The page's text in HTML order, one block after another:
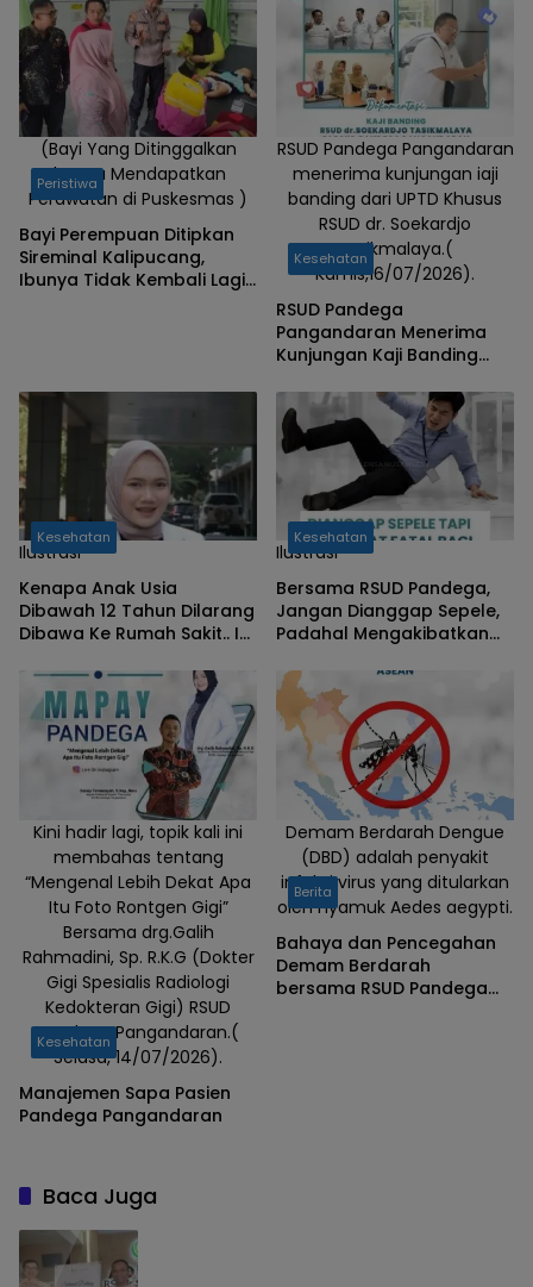
pelayanan
kesehatan
yang cepat,
mudah,
transparan,
serta bebas
dari
pungutan liar
(pungli) dan
gratifikasi.
(Bayi Yang Ditinggalkan
Ibunya Mendapatkan
Perawatan di Puskesmas )
Peristiwa
Bayi Perempuan Ditipkan
Sireminal Kalipucang,
Ibunya Tidak Kembali Lagi,
RSUD Pandega Pangandaran
menerima kunjungan iaji
banding dari UPTD Khusus
RSUD dr. Soekardjo
Tasikmalaya.(
Kamis,16/07/2026).
Kesehatan
RSUD Pandega
Pangandaran Menerima
Kunjungan Kaji Banding
Soekardjo Tasikmalaya
Ilustrasi
Kesehatan
Kenapa Anak Usia
Dibawah 12 Tahun Dilarang
Dibawa Ke Rumah Sakit.. Ini
Ilustrasi
Kesehatan
Bersama RSUD Pandega,
Jangan Dianggap Sepele,
Padahal Mengakibatkan
Apa Saja..!
Kini hadir lagi, topik kali ini
membahas tentang
“Mengenal Lebih Dekat Apa
Itu Foto Rontgen Gigi”
Bersama drg.Galih
Rahmadini, Sp. R.K.G (Dokter
Gigi Spesialis Radiologi
Kedokteran Gigi) RSUD
Pandega Pangandaran.(
Selasa, 14/07/2026).
Kesehatan
Manajemen Sapa Pasien
Pandega Pangandaran
Demam Berdarah Dengue
(DBD) adalah penyakit
infeksi virus yang ditularkan
oleh nyamuk Aedes aegypti.
Berita
Bahaya dan Pencegahan
Demam Berdarah
bersama RSUD Pandega
Baca Juga